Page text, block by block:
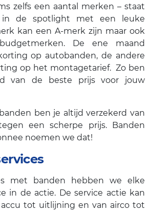
zelfs een aantal merken – staat
de spotlight met een leuke
kan een A-merk zijn maar ook
De ene maand
op autobanden, de andere
op het montagetarief. Zo ben
van de beste prijs voor jouw
ben je altijd verzekerd van
een scherpe prijs. Banden
noemen we dat!
met banden hebben we elke
in de actie. De service actie kan
accu tot uitlijning en van airco tot